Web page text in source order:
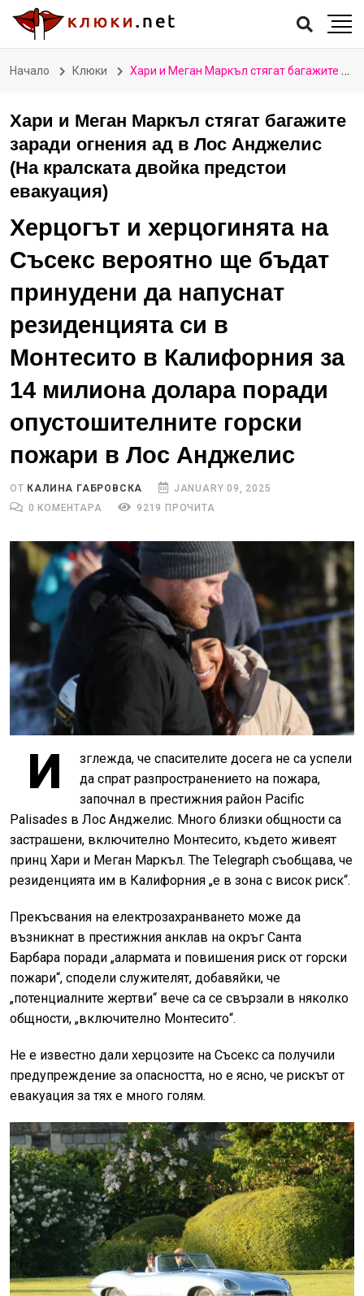
Начало Клюки Хари и Меган Маркъл стягат багажите заради огнения ад в Лос Анджелис (На кралската двойка предстои евакуация)
Хари и Меган Маркъл стягат багажите
заради огнения ад в Лос Анджелис
(На кралската двойка предстои
евакуация)
Херцогът и херцогинята на
Съсекс вероятно ще бъдат
принудени да напуснат
резиденцията си в
Монтесито в Калифорния за
14 милиона долара поради
опустошителните горски
пожари в Лос Анджелис
ОТ КАЛИНА ГАБРОВСКА
JANUARY 09, 2025
0 КОМЕНТАРА
9219 ПРОЧИТА
И
зглежда, че спасителите досега не са успели
да спрат разпространението на пожара,
започнал в престижния район Pacific
Palisades в Лос Анджелис. Много близки общности са
застрашени, включително Монтесито, където живеят
принц Хари и Меган Маркъл. The Telegraph съобщава, че
резиденцията им в Калифорния „е в зона с висок риск“.
Прекъсвания на електрозахранването може да
възникнат в престижния анклав на окръг Санта
Барбара поради „алармата и повишения риск от горски
пожари“, сподели служителят, добавяйки, че
„потенциалните жертви“ вече са се свързали в няколко
общности, „включително Монтесито“.
Не е известно дали херцозите на Съсекс са получили
предупреждение за опасността, но е ясно, че рискът от
евакуация за тях е много голям.